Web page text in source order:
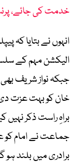
خدمت کی جائے،
انہوں نے بتایا کہ
الیکشن مہم کے
جبکہ نواز شریف
خان کو بہت عزت
براہِ راست ذکر نہیں
جماعت نے امام
برادری میں بلند ہو